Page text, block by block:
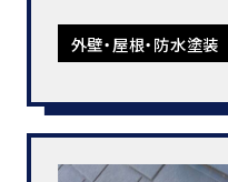
外壁・屋根・防水塗装